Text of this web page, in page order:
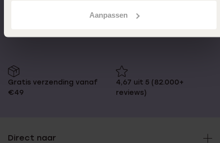
Aanpassen
Op werkdagen voor 17:00
14 dagen retourneren
Gratis verzending vanaf
€49
4,67 uit 5 (82.000+
reviews)
Direct naar